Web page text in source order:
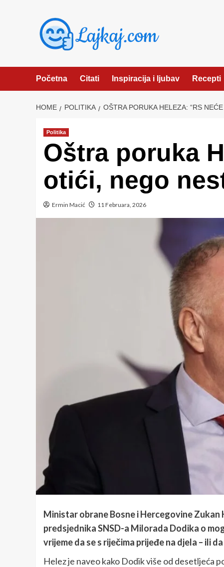
Početna Citati Inspiracija i ljubav Recepti
HOME POLITIKA OŠTRA PORUKA HELEZA: “RS
Politika
Oštra poruka
otići, nego
Ermin Macić 11 Februara, 2026
Ministar obrane Bosne i Hercegovine
predsjednika SNSD-a Milorada Dodika o
vrijeme da se s riječima prijeđe na djela – ili
Helez je naveo kako Dodik više od desetljeća